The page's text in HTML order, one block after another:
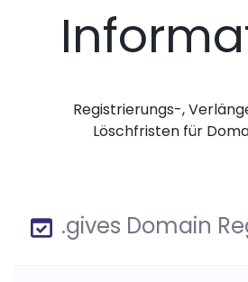
Registrierungs-,
Löschfristen für
.gives Domain